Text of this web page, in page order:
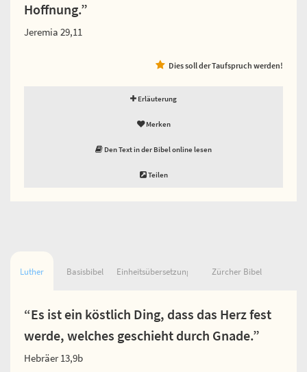
Hoffnung.”
Jeremia 29,11
Dies soll der Taufspruch werden!
Erläuterung
Merken
Den Text in der Bibel online lesen
Teilen
Luther Basisbibel Einheitsübersetzung Zürcher Bibel
“Es ist ein köstlich Ding, dass das Herz fest
werde, welches geschieht durch Gnade.”
Hebräer 13,9b